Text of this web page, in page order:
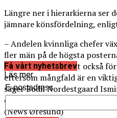
Längre ner i hierarkierna ser
jämnare könsfördelning,
– Andelen kvinnliga chefer
fler män på de högsta
kvinnor men absolut också
eftersom mångfald är en
säger Bodil Nordestgaard
direktör för
(News Øresund)
Läs mer
Få vårt nyhetsbrev
E-postadress